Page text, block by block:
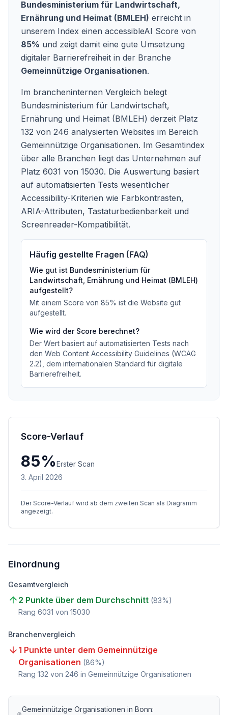
Bundesministerium für Landwirtschaft,
Ernährung und Heimat (BMLEH) erreicht in
unserem Index einen accessibleAI Score von
85% und zeigt damit eine gute Umsetzung
digitaler Barrierefreiheit in der Branche
Gemeinnützige Organisationen.
Im brancheninternen Vergleich belegt
Bundesministerium für Landwirtschaft,
Ernährung und Heimat (BMLEH) derzeit Platz
132 von 246 analysierten Websites im Bereich
Gemeinnützige Organisationen. Im Gesamtindex
über alle Branchen liegt das Unternehmen auf
Platz 6031 von 15030. Die Auswertung basiert
auf automatisierten Tests wesentlicher
Accessibility-Kriterien wie Farbkontrasten,
ARIA-Attributen, Tastaturbedienbarkeit und
Screenreader-Kompatibilität.
Häufig gestellte Fragen (FAQ)
Wie gut ist Bundesministerium für
Landwirtschaft, Ernährung und Heimat (BMLEH)
aufgestellt?
Mit einem Score von 85% ist die Website gut
aufgestellt.
Wie wird der Score berechnet?
Der Wert basiert auf automatisierten Tests nach
den Web Content Accessibility Guidelines (WCAG
2.2), dem internationalen Standard für digitale
Barrierefreiheit.
Score-Verlauf
85%Erster Scan
3. April 2026
Der Score-Verlauf wird ab dem zweiten Scan als Diagramm
angezeigt.
Einordnung
Gesamtvergleich
2 Punkte über dem Durchschnitt (83%)
Rang 6031 von 15030
Branchenvergleich
1 Punkte unter dem Gemeinnützige
Organisationen (86%)
Rang 132 von 246 in Gemeinnützige Organisationen
Gemeinnützige Organisationen in Bonn: